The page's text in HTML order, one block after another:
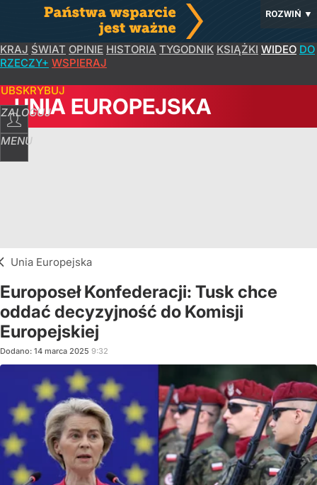
ROZWIŃ ▼
KRAJ ŚWIAT OPINIE HISTORIA TYGODNIK KSIĄŻKI WIDEO DO
RZECZY+ WSPIERAJ
ZALOGUJ
MENU
UNIA EUROPEJSKA
Unia Europejska
Europoseł Konfederacji: Tusk chce
oddać decyzyjność do Komisji
Europejskiej
Dodano: 14 marca 2025 9:32